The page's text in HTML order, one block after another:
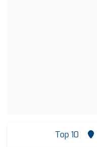
Top 10